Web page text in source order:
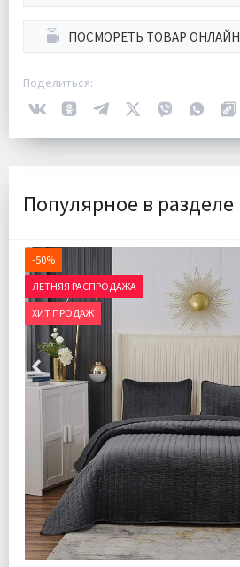
ПОСМОРЕТЬ ТОВАР ОНЛАЙН
Поделиться:
Популярное в разделе
-50%
ЛЕТНЯЯ РАСПРОДАЖА
ХИТ ПРОДАЖ